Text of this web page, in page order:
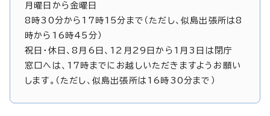
月曜日から金曜日
8時30分から17時15分まで（ただし、似島出張所は8
時から16時45分）
祝日・休日、8月6日、12月29日から1月3日は閉庁
窓口へは、17時までにお越しいただきますようお願い
します。（ただし、似島出張所は16時30分まで）